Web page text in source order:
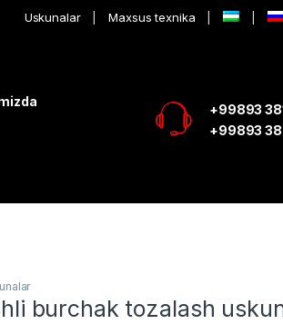
Uskunalar Maxsus texnika
+99893
+99893
burchak tozalash